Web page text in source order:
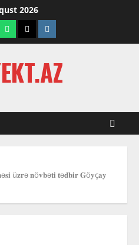
2026
Whatsapp
TwitterInstagram
ü𝐳𝐫ə 𝐧ö𝐯𝐛ə𝐭𝐢 𝐭ə𝐝𝐛𝐢𝐫 𝐆ö𝐲ç𝐚𝐲